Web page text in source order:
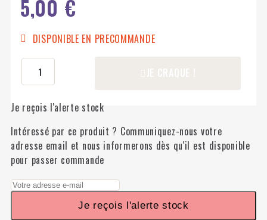
5,00 €
DISPONIBLE EN PRECOMMANDE
Je reçois l'alerte stock
Intéressé par ce produit ? Communiquez-nous votre
adresse email et nous informerons dès qu'il est disponible
pour passer commande
Je reçois l'alerte stock